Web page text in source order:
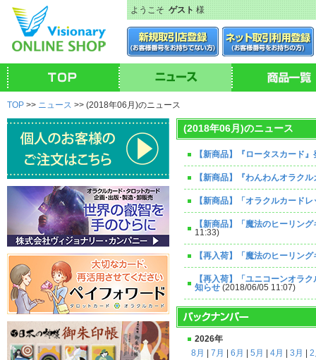
ようこそゲスト様
TOP >> ニュース >> (2018年06月)のニュース
(2018年06月)のニュース
【新商品】『ロータスカード
【新商品】『わんわんオラク
【新商品】「オラクルカード
【新商品】「魔法のヒーリン
11:33)
【再入荷】「魔法のヒーリン
【再入荷】「ユニコーンオラ
知らせ (2018/06/05 11:07)
2026年
8月
7月 6月 5月 4月 3月 2